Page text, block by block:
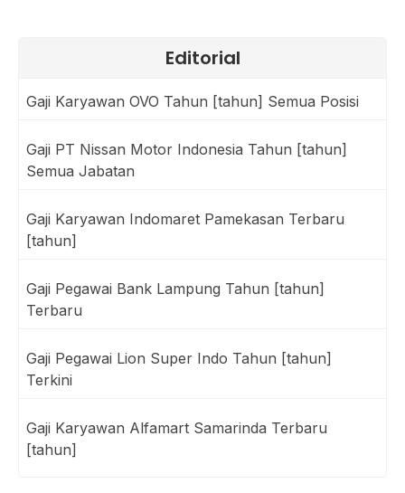
Editorial
Gaji Karyawan OVO Tahun [tahun] Semua Posisi
Gaji PT Nissan Motor Indonesia Tahun [tahun]
Semua Jabatan
Gaji Karyawan Indomaret Pamekasan Terbaru
[tahun]
Gaji Pegawai Bank Lampung Tahun [tahun]
Terbaru
Gaji Pegawai Lion Super Indo Tahun [tahun]
Terkini
Gaji Karyawan Alfamart Samarinda Terbaru
[tahun]